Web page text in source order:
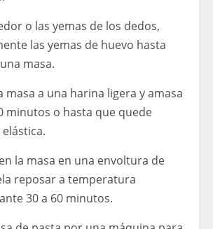
o las yemas de los dedos,
las yemas de huevo hasta
masa.
masa a una harina ligera y amasa
minutos o hasta que quede
la masa en una envoltura de
reposar a temperatura
30 a 60 minutos.